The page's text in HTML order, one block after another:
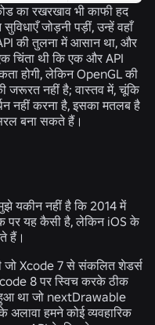
का रखरखाव भी काफी हद
जोड़नी पड़ीं, उन्हें वहाँ
API की तुलना में आसान था, और
चिंता थी कि एक और API
होगी, लेकिन OpenGL की
जरूरत नहीं है; वास्तव में, चूंकि
नहीं करना है, इसका मतलब है
बना सकते हैं।
यकीन नहीं है कि 2014 में
पर यह कैसी है, लेकिन iOS के
हैं।
जो Xcode 7 से संकलित शेडर्स
8 पर स्विच करके ठीक
था जो nextDrawable
हमने कोई व्यवहारिक